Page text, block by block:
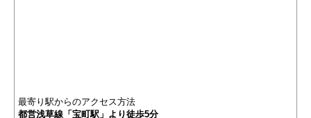
最寄り駅からのアクセス方法
都営浅草線「宝町駅」より徒歩5分